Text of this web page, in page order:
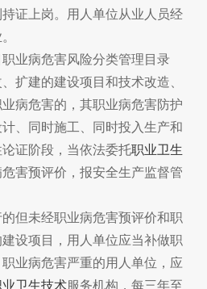
证上岗。用人单位从业人员经
业病危害风险分类管理目录
扩建的建设项目和技术改造、
病危害的，其职业病危害防护
、同时施工、同时投入生产和
证阶段，当依法委托职业卫生
害预评价，报安全生产监督管
但未经职业病危害预评价和职
设项目，用人单位应当补做职
业病危害严重的用人单位，应
业卫生技术服务机构，每三年至